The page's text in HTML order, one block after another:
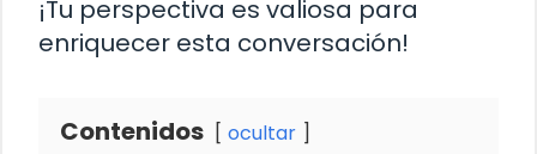
¡Tu perspectiva es valiosa para
enriquecer esta conversación!
Contenidos ocultar